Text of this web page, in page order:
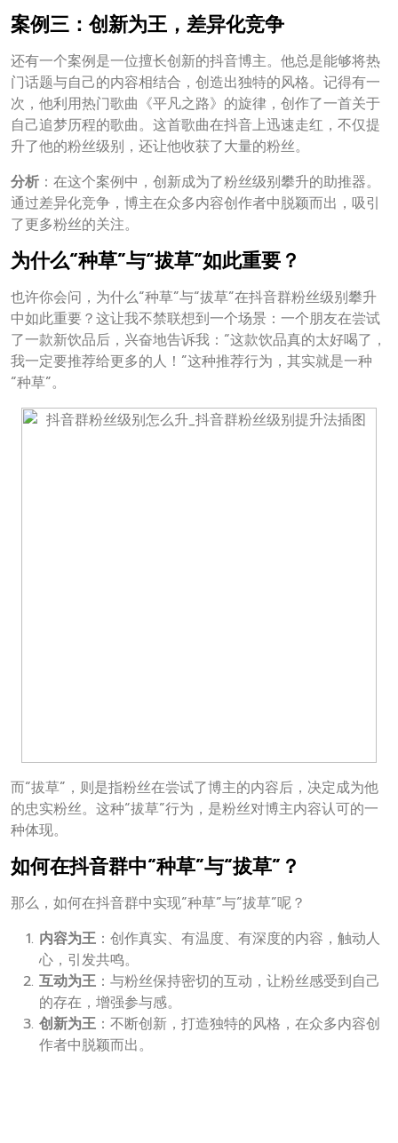
案例三：创新为王，差异化竞争
还有一个案例是一位擅长创新的抖音博主。他总是能够将热
门话题与自己的内容相结合，创造出独特的风格。记得有一
次，他利用热门歌曲《平凡之路》的旋律，创作了一首关于
自己追梦历程的歌曲。这首歌曲在抖音上迅速走红，不仅提
升了他的粉丝级别，还让他收获了大量的粉丝。
分析 ：在这个案例中，创新成为了粉丝级别攀升的助推器。
通过差异化竞争，博主在众多内容创作者中脱颖而出，吸引
了更多粉丝的关注。
为什么“种草”与“拔草”如此重要？
也许你会问，为什么“种草”与“拔草”在抖音群粉丝级别攀升
中如此重要？这让我不禁联想到一个场景：一个朋友在尝试
了一款新饮品后，兴奋地告诉我：“这款饮品真的太好喝了，
我一定要推荐给更多的人！”这种推荐行为，其实就是一种
“种草”。
而“拔草”，则是指粉丝在尝试了博主的内容后，决定成为他
的忠实粉丝。这种“拔草”行为，是粉丝对博主内容认可的一
种体现。
如何在抖音群中“种草”与“拔草”？
那么，如何在抖音群中实现“种草”与“拔草”呢？
内容为王 ：创作真实、有温度、有深度的内容，触动人
心，引发共鸣。
互动为王 ：与粉丝保持密切的互动，让粉丝感受到自己
的存在，增强参与感。
创新为王 ：不断创新，打造独特的风格，在众多内容创
作者中脱颖而出。